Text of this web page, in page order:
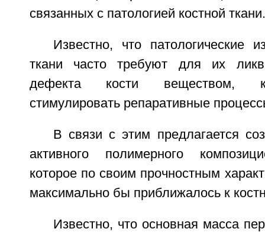
связанных с патологией костной ткани.
Известно, что патологические
ткани часто требуют для их
дефекта кости веществом,
стимулировать репаративные
В связи с этим предлагается
активного полимерного
которое по своим прочностным
максимально бы приближалось к
Известно, что основная масса